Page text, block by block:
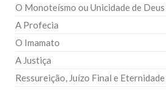
O Monoteísmo ou Unicidade de Deus
A Profecia
O Imamato
A Justiça
Ressureição, Juízo Final e Eternidade